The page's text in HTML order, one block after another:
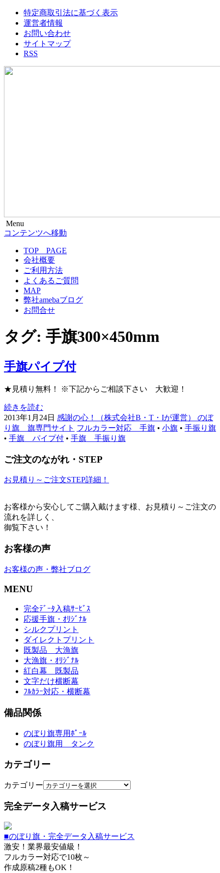
特定商取引法に基づく表示
運営者情報
お問い合わせ
サイトマップ
RSS
のぼり旗専門サイト-感謝の心！
のぼり旗作成なら フルカラー対応 完全データ入稿 防炎
Menu
コンテンツへ移動
TOP PAGE
会社概要
ご利用方法
よくあるご質問
MAP
弊社amebaブログ
お問合せ
タグ: 手旗300×450mm
手旗パイプ付
★見積り無料！ ※下記からご相談下さい 大歓迎！
続きを読む
2013年1月24日 感謝の心！（株式会社B・T・Iが運営） のぼ
り旗 旗専門サイト フルカラー対応 手旗 • 小旗 • 手振り旗
• 手旗 パイプ付 • 手旗 手振り旗
ご注文のながれ・STEP
お見積り～ご注文STEP詳細！
お客様から安心してご購入戴けます様、お見積り～ご注文の
流れを詳しく、
御覧下さい！
お客様の声
お客様の声・弊社ブログ
MENU
完全ﾃﾞｰﾀ入稿ｻｰﾋﾞｽ
応援手旗・ｵﾘｼﾞﾅﾙ
シルクプリント
ダイレクトプリント
既製品 大漁旗
大漁旗・ｵﾘｼﾞﾅﾙ
紅白幕 既製品
文字だけ横断幕
ﾌﾙｶﾗｰ対応・横断幕
備品関係
のぼり旗専用ﾎﾟｰﾙ
のぼり旗用 タンク
カテゴリー
カテゴリー
完全データ入稿サービス
■のぼり旗・完全データ入稿サービス
激安！業界最安値級！
フルカラー対応で10枚～
作成原稿2種もOK！